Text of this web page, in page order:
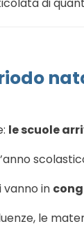
le scuole
vanno in
le